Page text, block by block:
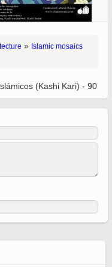
» Islamic mosaics
(Kashi Kari) - 90